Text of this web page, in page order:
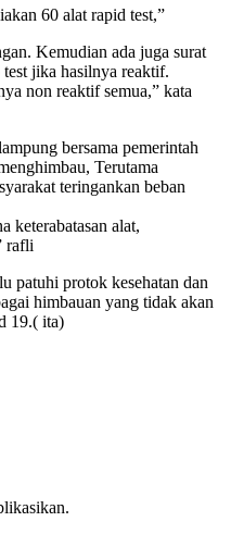
60 alat rapid test,”
Kemudian ada juga surat
jika hasilnya reaktif.
non reaktif semua,” kata
bersama pemerintah
Terutama
teringankan beban
keterabatasan alat,
rafli
patuhi protok kesehatan dan
himbauan yang tidak akan
19.( ita)